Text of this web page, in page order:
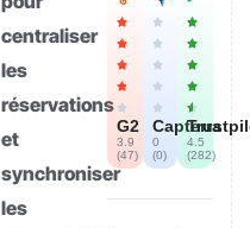
centraliser
les
réservations
et
synchroniser
les
G2
3.9
(47)
Capterra
0
(0)
4.5
(282)